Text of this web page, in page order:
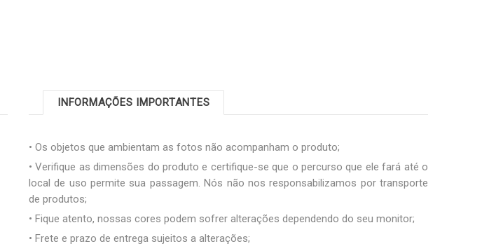
INFORMAÇÕES IMPORTANTES
• Os objetos que ambientam as fotos não acompanham o produto;
• Verifique as dimensões do produto e certifique-se que o percurso que ele fará até o
local de uso permite sua passagem. Nós não nos responsabilizamos por transporte
de produtos;
• Fique atento, nossas cores podem sofrer alterações dependendo do seu monitor;
• Frete e prazo de entrega sujeitos a alterações;